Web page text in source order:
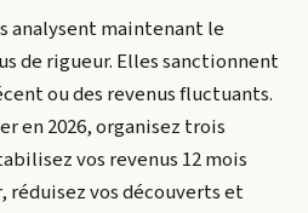
analysent maintenant le
de rigueur. Elles sanctionnent
ou des revenus fluctuants.
en 2026, organisez trois
vos revenus 12 mois
réduisez vos découverts et